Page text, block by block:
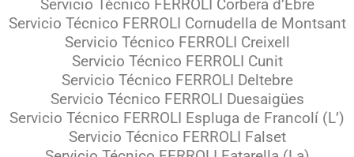
Servicio Técnico FERROLI Corbera d’Ebre
Servicio Técnico FERROLI Cornudella de Montsant
Servicio Técnico FERROLI Creixell
Servicio Técnico FERROLI Cunit
Servicio Técnico FERROLI Deltebre
Servicio Técnico FERROLI Duesaigües
Servicio Técnico FERROLI Espluga de Francolí (L’)
Servicio Técnico FERROLI Falset